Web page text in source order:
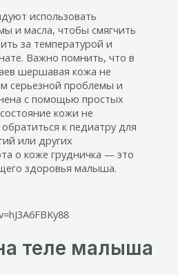
использовать
и масла, чтобы смягчить
за температурой и
Важно помнить, что в
шершавая кожа не
серьезной проблемы и
с помощью простых
кожи не
к педиатру для
или других
о коже грудничка — это
здоровья малыша.
теле малыша